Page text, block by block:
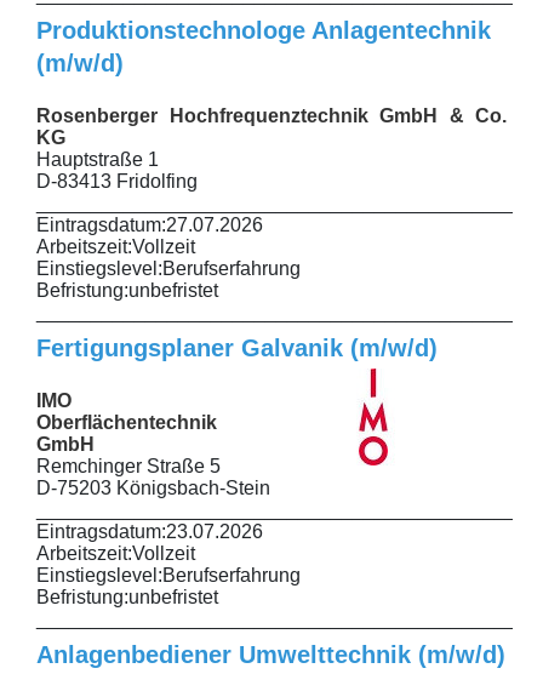
Produktionstechnologe Anlagentechnik
(m/w/d)
Rosenberger Hochfrequenztechnik GmbH & Co.
KG
Hauptstraße 1
D-83413 Fridolfing
Eintragsdatum:27.07.2026
Arbeitszeit:Vollzeit
Einstiegslevel:Berufserfahrung
Befristung:unbefristet
Fertigungsplaner Galvanik (m/w/d)
IMO
Oberflächentechnik
GmbH
Remchinger Straße 5
D-75203 Königsbach-Stein
Eintragsdatum:23.07.2026
Arbeitszeit:Vollzeit
Einstiegslevel:Berufserfahrung
Befristung:unbefristet
Anlagenbediener Umwelttechnik (m/w/d)